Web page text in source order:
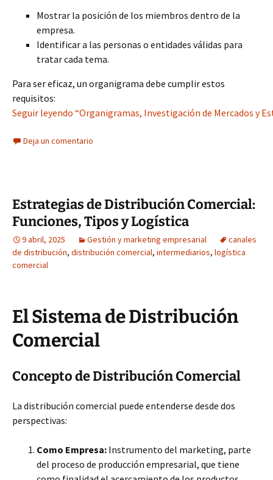
Mostrar la posición de los miembros dentro de la
empresa.
Identificar a las personas o entidades válidas para
tratar cada tema.
Para ser eficaz, un organigrama debe cumplir estos
requisitos:
Seguir leyendo “Organigramas, Investigación de Mercados y
Deja un comentario
Estrategias de Distribución Comercial:
Funciones, Tipos y Logística
9 abril, 2025 Gestión y marketing empresarial
canales
de distribución, distribución comercial, intermediarios, logística
comercial
El Sistema de Distribución
Comercial
Concepto de Distribución Comercial
La distribución comercial puede entenderse desde dos
perspectivas:
Como Empresa: Instrumento del marketing, parte
del proceso de producción empresarial, que tiene